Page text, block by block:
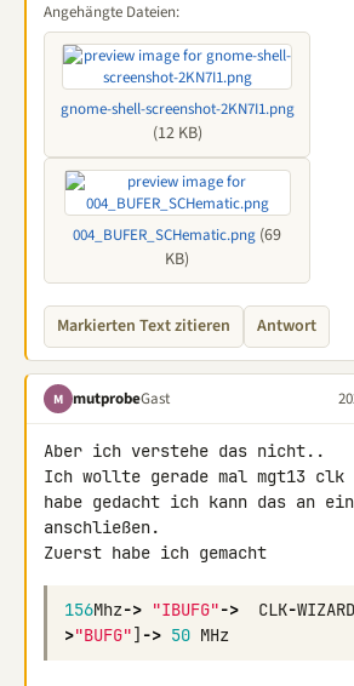
Angehängte Dateien:
gnome-shell-screenshot-2KN7I1.png
(12 KB)
004_BUFER_SCHematic.png (69
KB)
Markierten Text zitieren Antwort
M mutprobeGast
Aber ich verstehe das nicht..
Ich wollte gerade mal mgt13 clk
habe gedacht ich kann das an eine
anschließen.
Zuerst habe ich gemacht
156Mhz-> "IBUFG"-> CLK-WIZARD
>"BUFG"] -> 50 MHz